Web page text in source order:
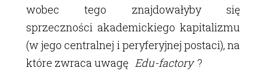
wobec tego znajdowałyby się
sprzeczności akademickiego kapitalizmu
(w jego centralnej i peryferyjnej postaci), na
które zwraca uwagę Edu-factory ?